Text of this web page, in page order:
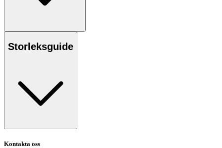
Storleksguide
Kontakta oss